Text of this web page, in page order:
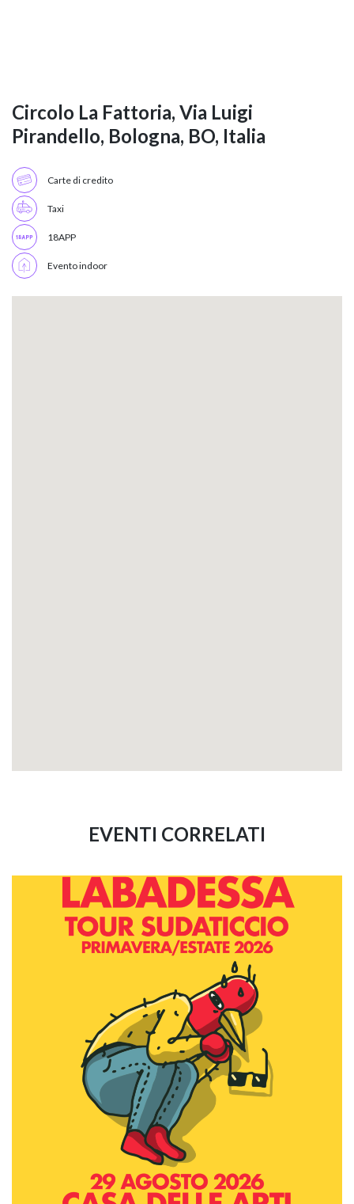
Circolo La Fattoria, Via Luigi
Pirandello, Bologna, BO, Italia
Carte di credito
Taxi
18APP
Evento indoor
EVENTI CORRELATI